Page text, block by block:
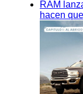
RAM
hacen